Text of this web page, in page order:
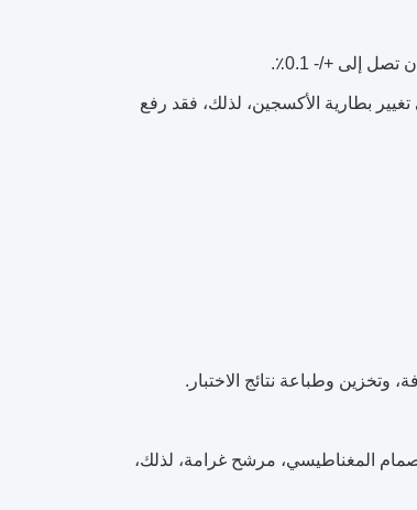
تغيير بطارية الأكسجين، لذلك، فقد رفع
صمام المغناطيسي، مرشح غرامة، لذلك،